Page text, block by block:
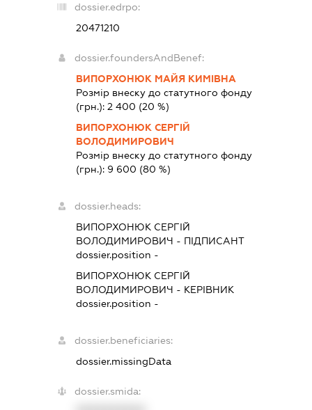
dossier.edrpo:
20471210
dossier.foundersAndBenef:
ВИПОРХОНЮК МАЙЯ КИМІВНА
Розмір внеску до статутного фонду
(грн.): 2 400 (20 %)
ВИПОРХОНЮК СЕРГІЙ
ВОЛОДИМИРОВИЧ
Розмір внеску до статутного фонду
(грн.): 9 600 (80 %)
dossier.heads:
ВИПОРХОНЮК СЕРГІЙ
ВОЛОДИМИРОВИЧ - ПІДПИСАНТ
dossier.position -
ВИПОРХОНЮК СЕРГІЙ
ВОЛОДИМИРОВИЧ - КЕРІВНИК
dossier.position -
dossier.beneficiaries:
dossier.missingData
dossier.smida: